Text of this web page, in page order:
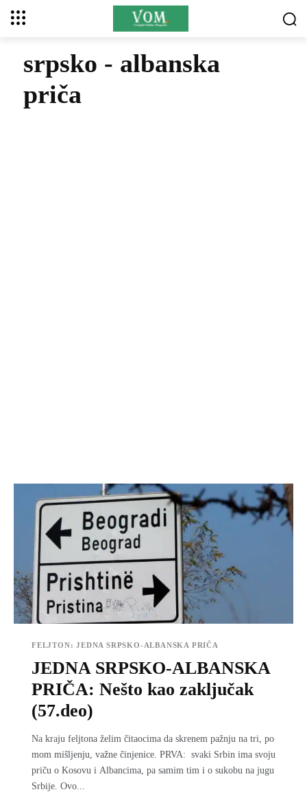
srpsko - albanska
priča
FELJTON: JEDNA SRPSKO-ALBANSKA PRIČA
JEDNA SRPSKO-ALBANSKA
PRIČA: Nešto kao zaključak
(57.deo)
Na kraju feljtona želim čitaocima da skrenem pažnju na tri, po
mom mišljenju, važne činjenice. PRVA: svaki Srbin ima svoju
priču o Kosovu i Albancima, pa samim tim i o sukobu na jugu
Srbije. Ovo...